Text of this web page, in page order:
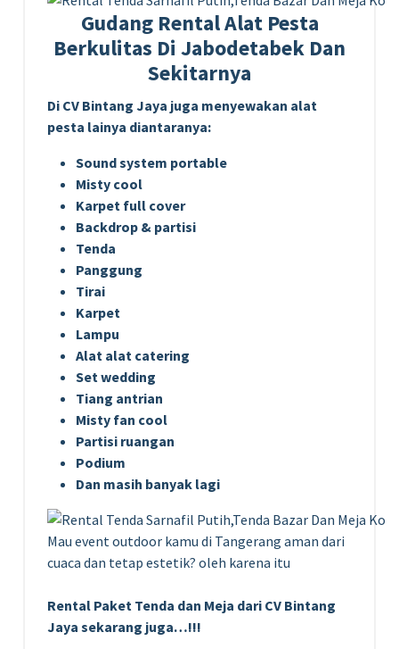
Gudang Rental Alat Pesta
Berkulitas Di Jabodetabek Dan
Sekitarnya
Di CV Bintang Jaya juga menyewakan alat
pesta lainya diantaranya:
Sound system portable
Misty cool
Karpet full cover
Backdrop & partisi
Tenda
Panggung
Tirai
Karpet
Lampu
Alat alat catering
Set wedding
Tiang antrian
Misty fan cool
Partisi ruangan
Podium
Dan masih banyak lagi
Mau event outdoor kamu di Tangerang aman dari
cuaca dan tetap estetik? oleh karena itu
Rental Paket Tenda dan Meja dari CV Bintang
Jaya sekarang juga…!!!